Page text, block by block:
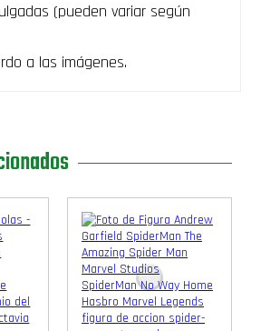
(pueden variar según
a las imágenes.